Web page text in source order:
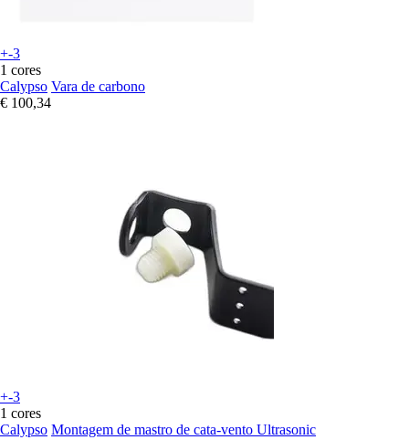
+-3
1 cores
Calypso Vara de carbono
€ 100,34
+-3
1 cores
Calypso Montagem de mastro de cata-vento Ultrasonic